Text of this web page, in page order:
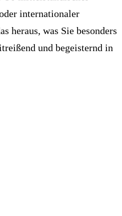
internationaler
heraus, was Sie besonders
und begeisternd in